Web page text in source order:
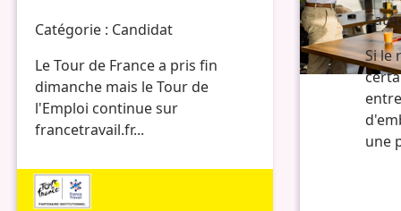
Catégorie : Candidat
Le Tour de France a pris fin
dimanche mais le Tour de
l'Emploi continue sur
francetravail.fr...
Si le
une